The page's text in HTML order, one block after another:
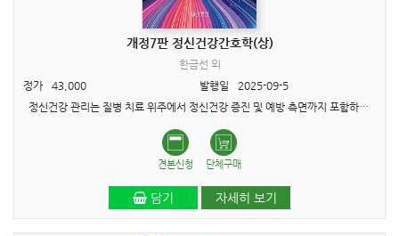
개정7판 정신건강간호학(상)
한금선 외
정가
43,000 발행일
2025-09-5
정신건강 관리는 질병 치료 위주에서 정신건강 증진 및 예방 측면까지 포함하는 포괄적 과정으로 고려되고 있으며, 이에 정신건강 간호사의 역할도 확대, 변화되고 있다. 이러한 변화에 맞추어 이번..
견본신청 단체구매
담기 자세히 보기